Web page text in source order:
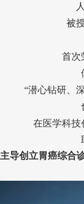
被
首次
“潜心钻研、
在医学科技
主导创立胃癌综合